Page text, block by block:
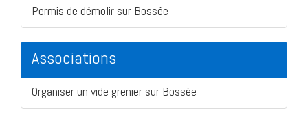
Permis de démolir sur Bossée
Associations
Organiser un vide grenier sur Bossée